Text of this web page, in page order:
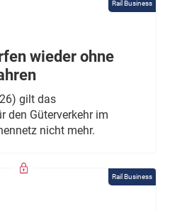
Rail Business
wieder ohne
gilt das
den Güterverkehr im
nicht mehr.
Rail Business